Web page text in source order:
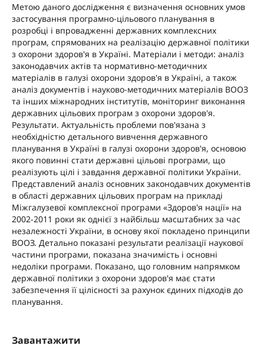
Метою даного дослідження є визначення основних умов
застосування програмно-цільового планування в
розробці і впровадженні державних комплексних
програм, спрямованих на реалізацію державної політики
з охорони здоров'я в Україні. Матеріали і методи: аналіз
законодавчих актів та нормативно-методичних
матеріалів в галузі охорони здоров'я в Україні, а також
аналіз документів і науково-методичних матеріалів ВООЗ
та інших міжнародних інститутів, моніторинг виконання
державних цільових програм з охорони здоров'я.
Результати. Актуальність проблеми пов'язана з
необхідністю детального вивчення державного
планування в Україні в галузі охорони здоров'я, основою
якого повинні стати державні цільові програми, що
реалізують цілі і завдання державної політики України.
Представлений аналіз основних законодавчих документів
в області державних цільових програм на прикладі
Міжгалузевої комплексної програми «Здоров'я нації» на
2002-2011 роки як однієї з найбільш масштабних за час
незалежності України, в основу якої покладено принципи
ВООЗ. Детально показані результати реалізації наукової
частини програми, показана значимість і основні
недоліки програми. Показано, що головним напрямком
державної політики з охорони здоров'я має стати
забезпечення її цілісності за рахунок єдиних підходів до
планування.
Завантажити